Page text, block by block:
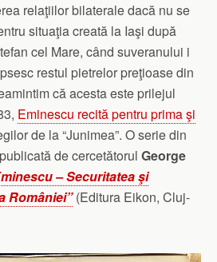
relaţiilor bilaterale dacă nu se
situaţia creată la Iaşi după
cel Mare, când suveranului i
restul pietrelor preţioase din
că acesta este prilejul
Eminescu recită pentru prima şi
de la “Junimea”. O serie din
de cercetătorul George
– Securitatea şi
României”(Editura Eikon, Cluj-